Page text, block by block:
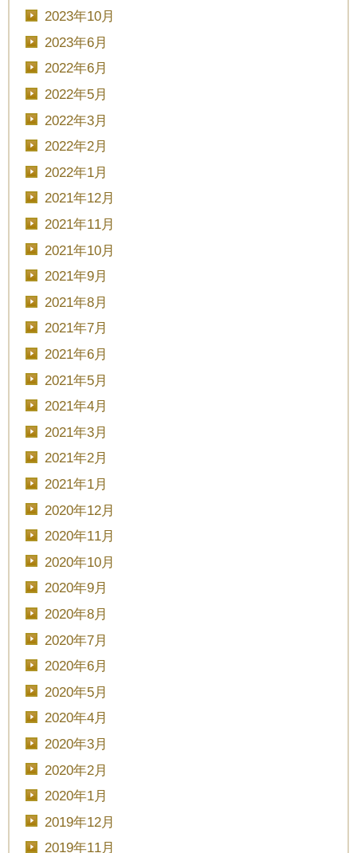
2023年10月
2023年6月
2022年6月
2022年5月
2022年3月
2022年2月
2022年1月
2021年12月
2021年11月
2021年10月
2021年9月
2021年8月
2021年7月
2021年6月
2021年5月
2021年4月
2021年3月
2021年2月
2021年1月
2020年12月
2020年11月
2020年10月
2020年9月
2020年8月
2020年7月
2020年6月
2020年5月
2020年4月
2020年3月
2020年2月
2020年1月
2019年12月
2019年11月